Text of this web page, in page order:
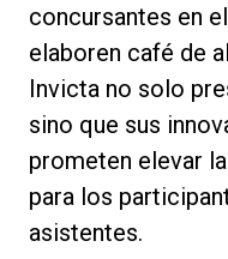
concursantes en
elaboren café de
Invicta no solo
sino que sus
prometen elevar
para los
asistentes.
Política de Privacidad